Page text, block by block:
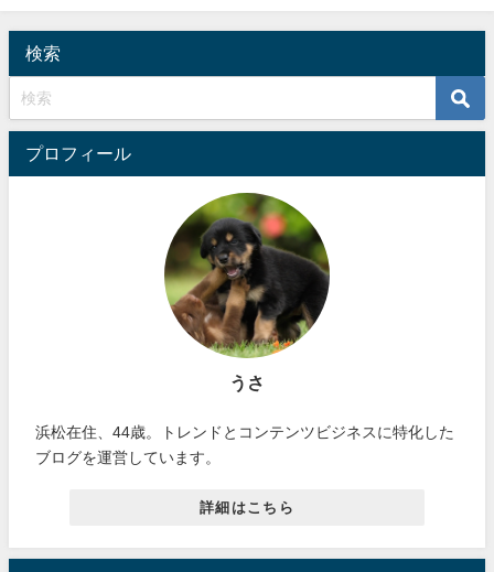
検索
プロフィール
うさ
浜松在住、44歳。トレンドとコンテンツビジネスに特化した
ブログを運営しています。
詳細はこちら